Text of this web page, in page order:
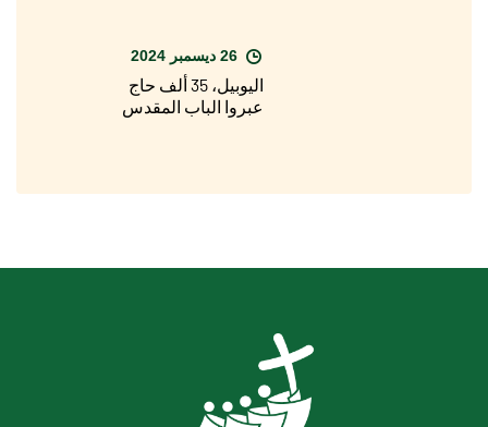
حول العالم
اليوبيل، 35 ألف حاج
عبروا الباب المقدس